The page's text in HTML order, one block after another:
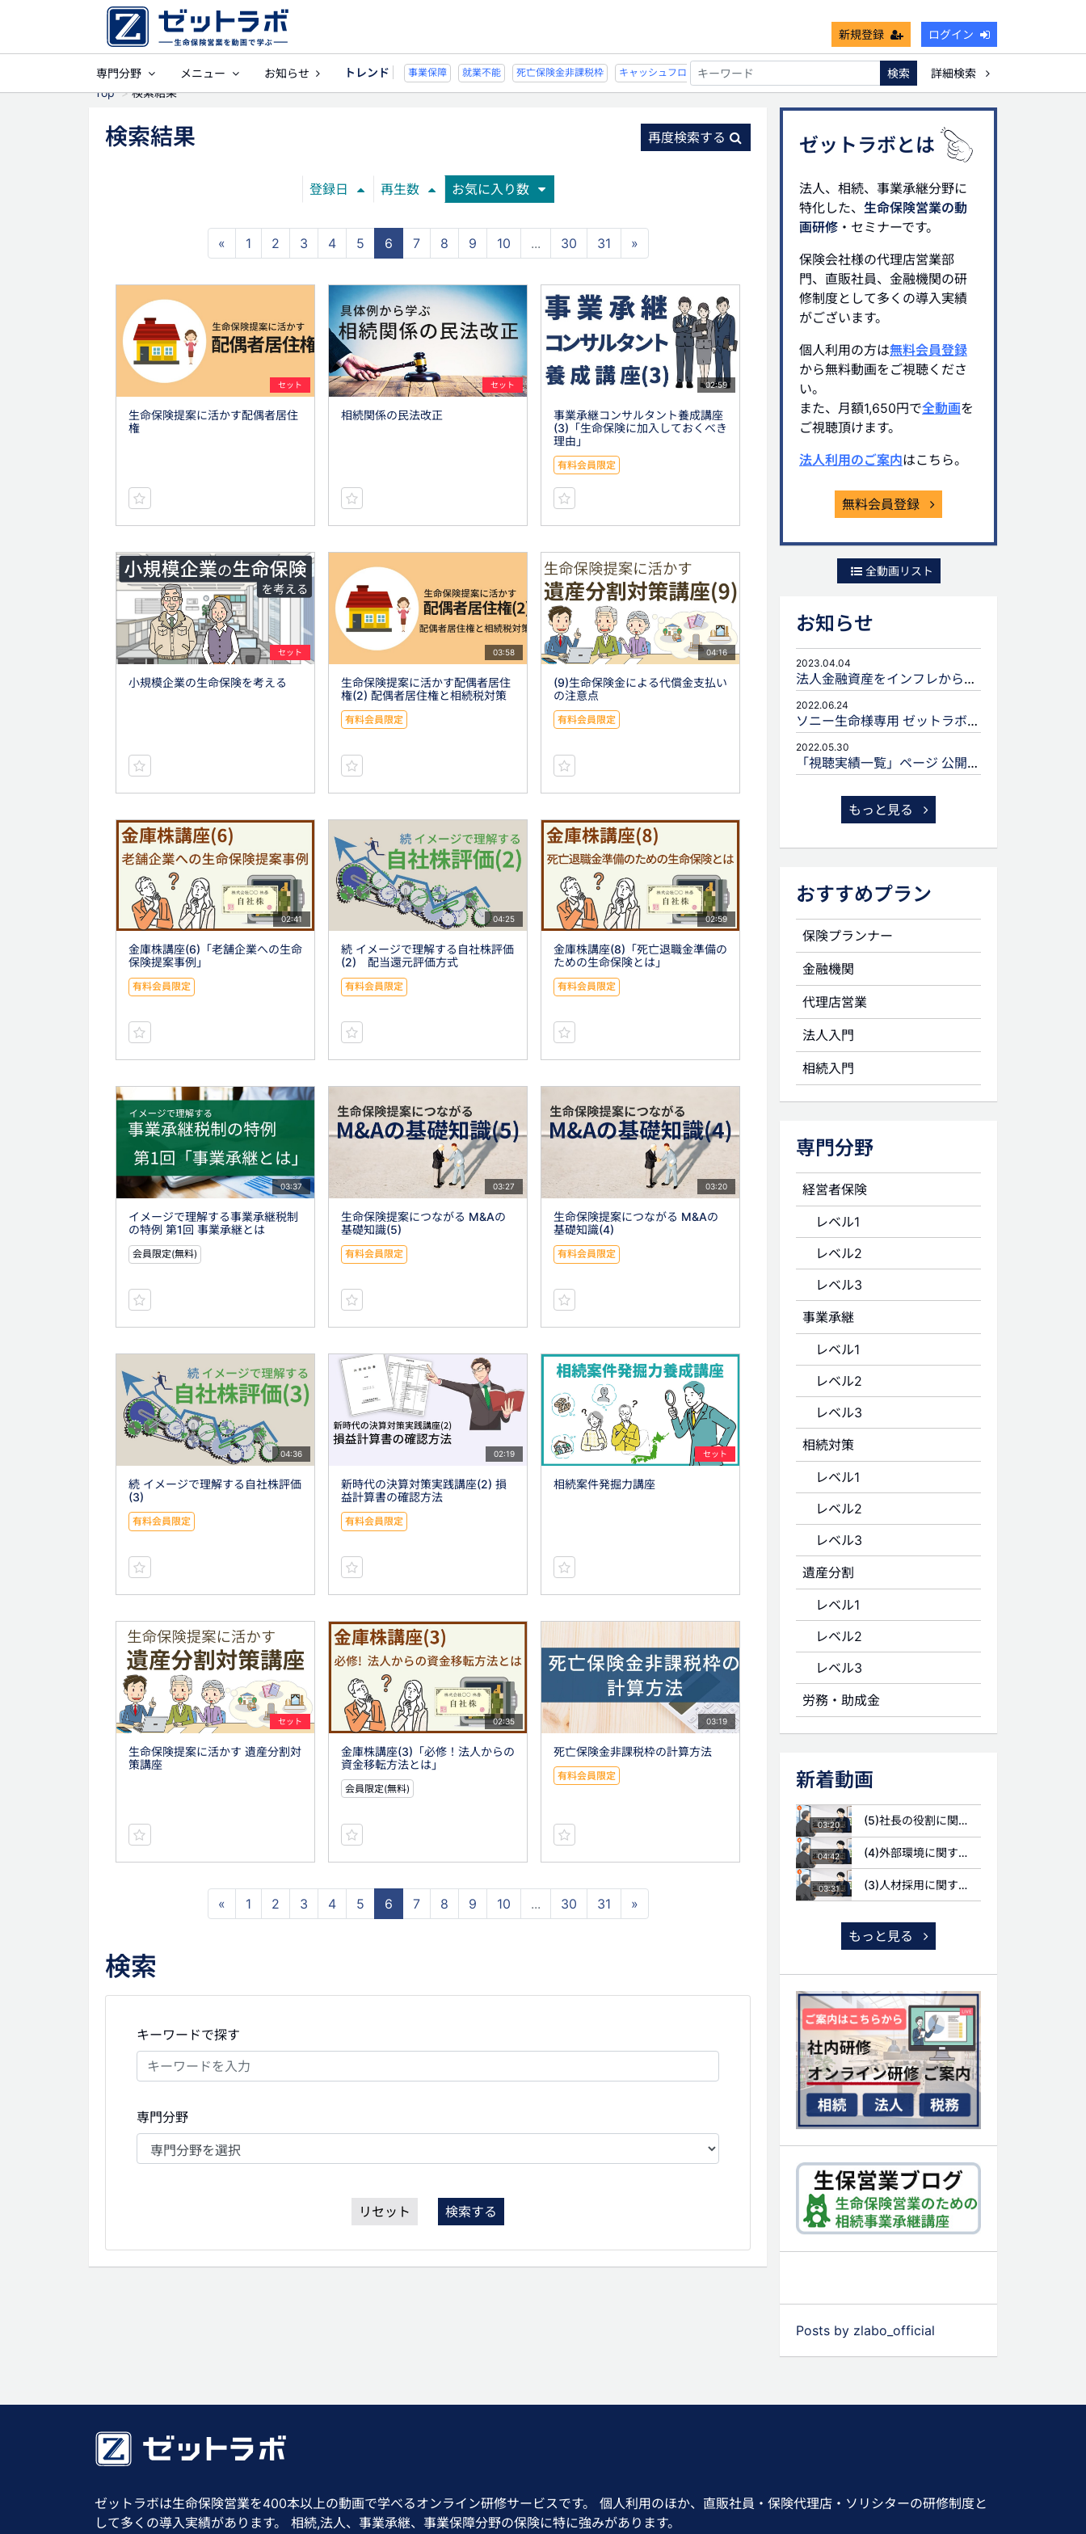
新規登録 ログイン
専門分野 メニュー お知らせ トレンド
事業保障 就業不能 死亡保険金非課税枠 キャッシュフロー 宗教法人 事業保障 就業不能 死亡保険金非課税枠 キャッシュフロー 宗教法人
検索
詳細検索
Top
検索結果
検索結果 再度検索する
登録日 再生数 お気に入り数
« 1 2 3 4 5 6 7 8 9 10 ... 30 31 »
セット
生命保険提案に活かす配偶者居住
権
セット
相続関係の民法改正
02:59
事業承継コンサルタント養成講座
(3)「生命保険に加入しておくべき
理由」
有料会員限定
セット
小規模企業の生命保険を考える
03:58
生命保険提案に活かす配偶者居住
権(2) 配偶者居住権と相続税対策
有料会員限定
04:16
(9)生命保険金による代償金支払い
の注意点
有料会員限定
02:41
金庫株講座(6)「老舗企業への生命
保険提案事例」
有料会員限定
04:25
続 イメージで理解する自社株評価
(2) 配当還元評価方式
有料会員限定
02:59
金庫株講座(8)「死亡退職金準備の
ための生命保険とは」
有料会員限定
03:37
イメージで理解する事業承継税制
の特例 第1回 事業承継とは
会員限定(無料)
03:27
生命保険提案につながる M&Aの
基礎知識(5)
有料会員限定
03:20
生命保険提案につながる M&Aの
基礎知識(4)
有料会員限定
04:36
続 イメージで理解する自社株評価
(3)
有料会員限定
02:19
新時代の決算対策実践講座(2) 損
益計算書の確認方法
有料会員限定
セット
相続案件発掘力講座
セット
生命保険提案に活かす 遺産分割対
策講座
02:35
金庫株講座(3)「必修！法人からの
資金移転方法とは」
会員限定(無料)
03:19
死亡保険金非課税枠の計算方法
有料会員限定
« 1 2 3 4 5 6 7 8 9 10 ... 30 31 »
検索
キーワードで探す
専門分野
リセット 検索する
ゼットラボとは
法人、相続、事業承継分野に
特化した、 生命保険営業の動
画研修 ・セミナーです。
保険会社様の代理店営業部
門、直販社員、金融機関の研
修制度として多くの導入実績
がございます。
個人利用の方は無料会員登録
から無料動画をご視聴くださ
い。
また、月額1,650円で全動画を
ご視聴頂けます。
法人利用のご案内はこちら。
無料会員登録
全動画リスト
お知らせ
2023.04.04
法人金融資産をインフレから守るための生命保険活用
2022.06.24
ソニー生命様専用 ゼットラボforLIFEPLANNERのご案内
2022.05.30
「視聴実績一覧」ページ 公開のお知らせ
もっと見る
おすすめプラン
保険プランナー
金融機関
代理店営業
法人入門
相続入門
専門分野
経営者保険
レベル1
レベル2
レベル3
事業承継
レベル1
レベル2
レベル3
相続対策
レベル1
レベル2
レベル3
遺産分割
レベル1
レベル2
レベル3
労務・助成金
新着動画
03:20 (5)社長の役割に関する質問
04:42 (4)外部環境に関する質問
03:31 (3)人材採用に関する質問
もっと見る
Posts by zlabo_official
ゼットラボは生命保険営業を400本以上の動画で学べるオンライン研修サービスです。 個人利用のほか、直販社員・保険代理店・ソリシターの研修制度と
して多くの導入実績があります。 相続,法人、事業承継、事業保障分野の保険に特に強みがあります。